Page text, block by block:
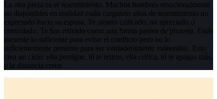
La otra pieza es el resentimiento. Muchos hombres emocionalmente
no disponibles en realidad están cargando años de resentimiento no
expresado hacia su esposa. Te sientes criticado, no apreciado o
controlado. Te has retirado como una forma pasiva de protesta. Estás
presente lo suficiente para evitar el conflicto pero no lo
suficientemente presente para ser verdaderamente vulnerable. Esto
crea un ciclo: ella persigue, tú te retiras, ella critica, tú te apagas más,
y la distancia crece.